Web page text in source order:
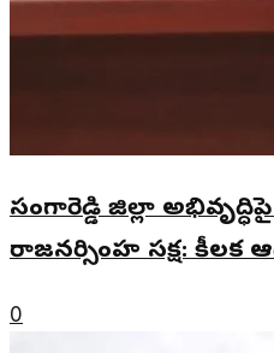
సంగారెడ్డి జిల్లా
రాజనర్సింహ సమీక్ష: కీలక
0